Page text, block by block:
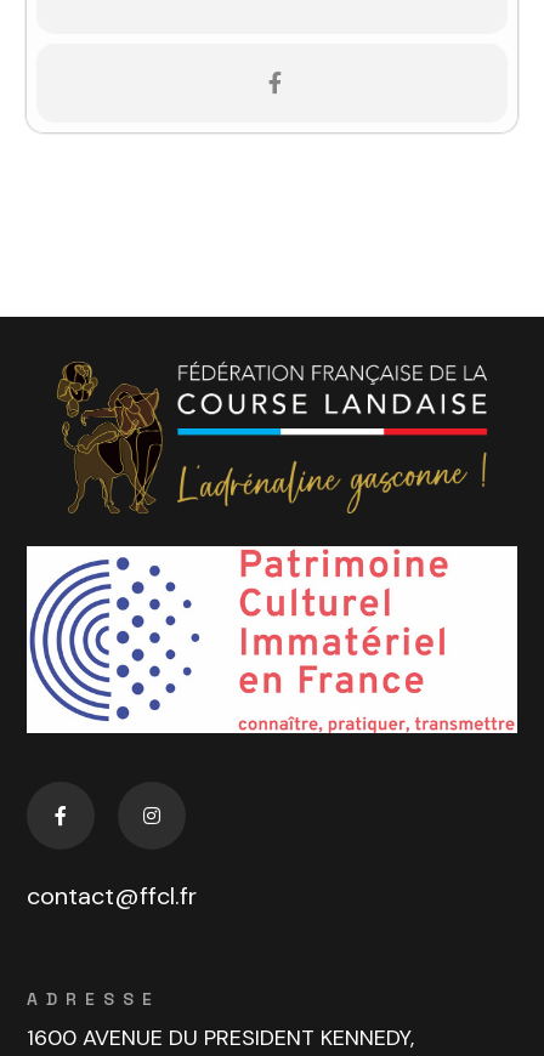
contact@ffcl.fr
ADRESSE
1600 AVENUE DU PRESIDENT KENNEDY,